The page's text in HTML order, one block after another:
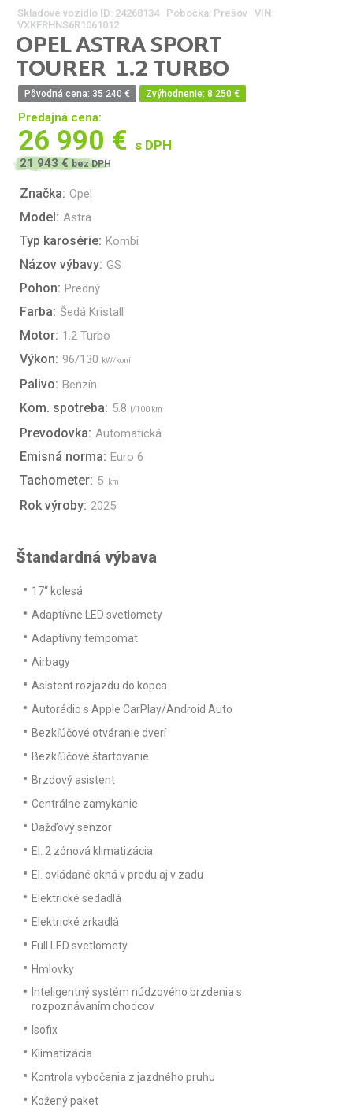
Skladové vozidlo ID: 24268134 Pobočka: Prešov VIN:
VXKFRHNS6R1061012
OPELASTRA SPORT
TOURER 1.2 TURBO
Pôvodná cena: 35 240 € Zvýhodnenie: 8 250 €
Predajná cena:
26 990 € s DPH
21 943 €bez DPH
Značka: Opel
Model: Astra
Typ karosérie: Kombi
Názov výbavy: GS
Pohon: Predný
Farba: Šedá Kristall
Motor: 1.2 Turbo
Výkon: 96/130 kW/koní
Palivo: Benzín
Kom. spotreba: 5.8 l/100 km
Prevodovka: Automatická
Emisná norma: Euro 6
Tachometer: 5 km
Rok výroby: 2025
Štandardná výbava
17“ kolesá
Adaptívne LED svetlomety
Adaptívny tempomat
Airbagy
Asistent rozjazdu do kopca
Autorádio s Apple CarPlay/Android Auto
Bezkľúčové otváranie dverí
Bezkľúčové štartovanie
Brzdový asistent
Centrálne zamykanie
Dažďový senzor
El. 2 zónová klimatizácia
El. ovládané okná v predu aj v zadu
Elektrické sedadlá
Elektrické zrkadlá
Full LED svetlomety
Hmlovky
Inteligentný systém núdzového brzdenia s
rozpoznávaním chodcov
Isofix
Klimatizácia
Kontrola vybočenia z jazdného pruhu
Kožený paket